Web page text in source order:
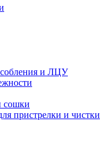
и ЛЦУ
сошки
пристрелки и чистки